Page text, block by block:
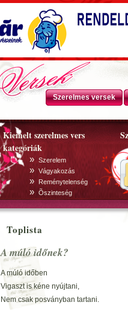
Szerelmes versek
Kiemelt szerelmes vers
kategóriák
» Szerelem
» Vágyakozás
» Reménytelenség
» Õszinteség
Toplista
A múló időnek?
A múló időben
Vigaszt is kéne nyújtani,
Nem csak posványban tartani.